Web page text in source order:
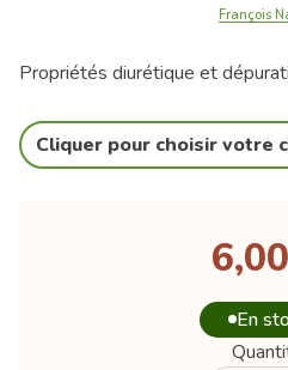
François
Propriétés diurétique et
Cliquer pour choisir votre
En